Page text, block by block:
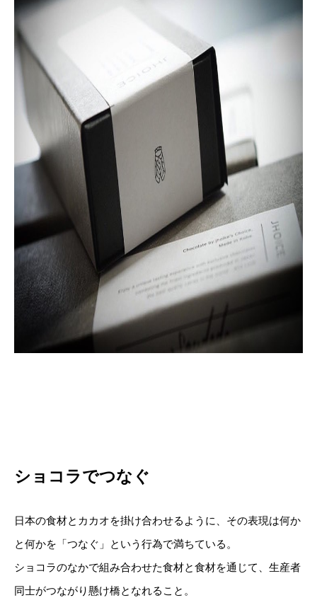
ショコラでつなぐ
日本の食材とカカオを掛け合わせるように、その表現は何か
と何かを「つなぐ」という行為で満ちている。
ショコラのなかで組み合わせた食材と食材を通じて、生産者
同士がつながり懸け橋となれること。